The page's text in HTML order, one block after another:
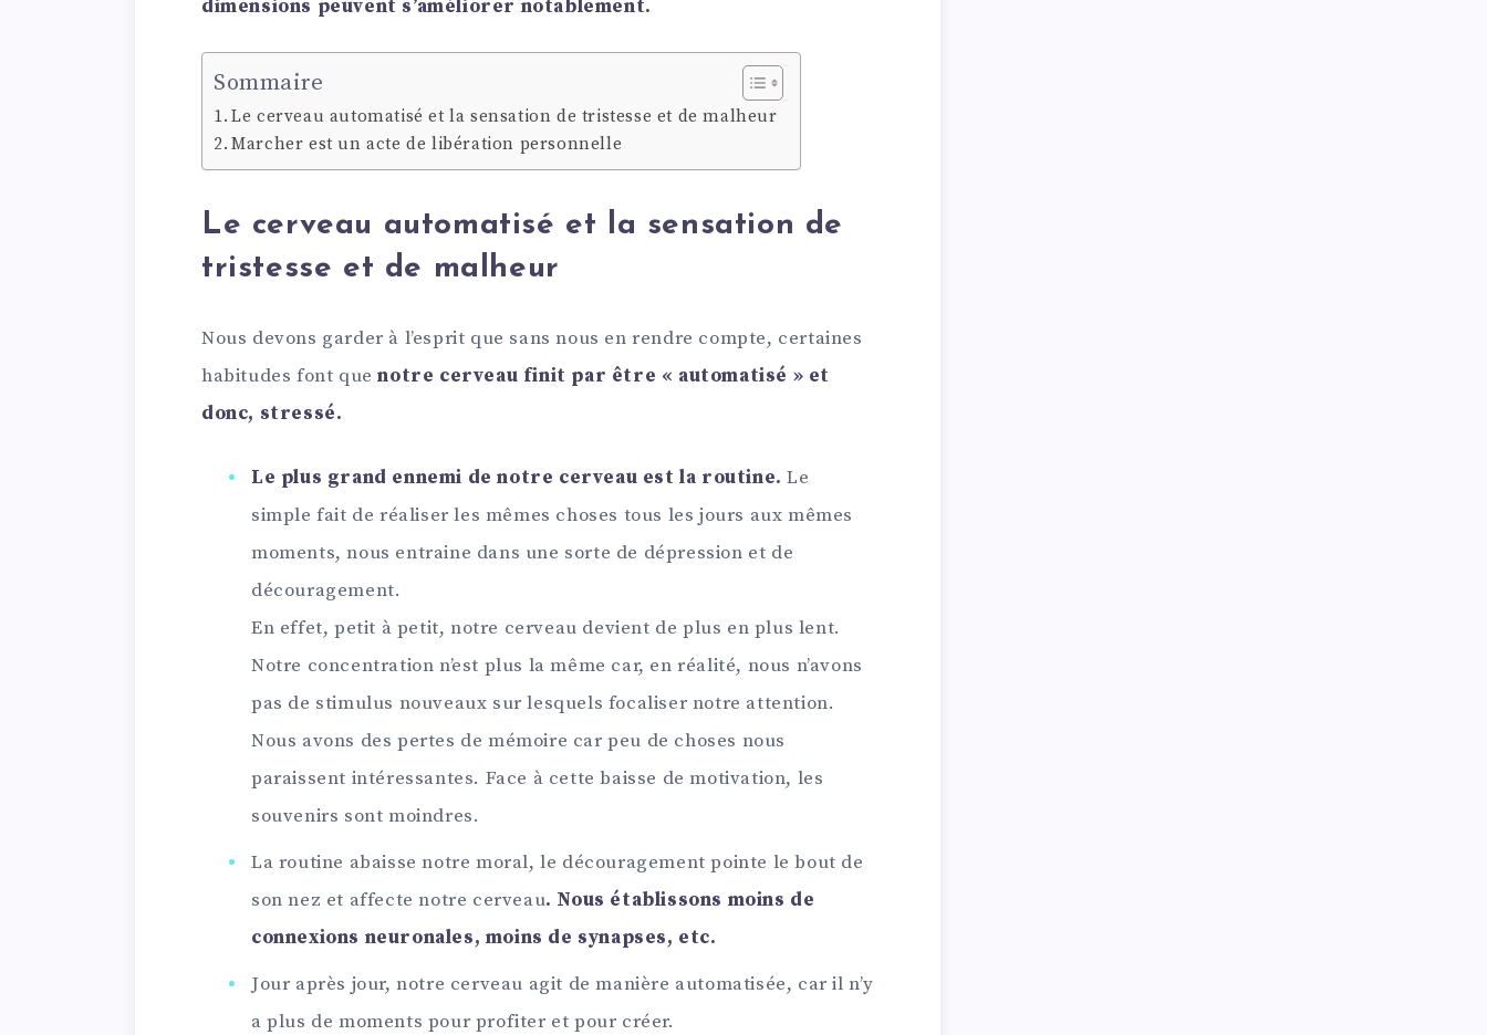
dimensions peuvent s’améliorer notablement.
Sommaire
Le cerveau automatisé et la sensation de tristesse et de malheur
Marcher est un acte de libération personnelle
Le cerveau automatisé et la sensation de
tristesse et de malheur
Nous devons garder à l’esprit que sans nous en rendre compte, certaines
habitudes font quenotre cerveau finit par être « automatisé » et
donc, stressé.
Le plus grand ennemi de notre cerveau est la routine.Le
simple fait de réaliser les mêmes choses tous les jours aux mêmes
moments, nous entraine dans une sorte de dépression et de
découragement.
En effet, petit à petit, notre cerveau devient de plus en plus lent.
Notre concentration n’est plus la même car, en réalité, nous n’avons
pas de stimulus nouveaux sur lesquels focaliser notre attention.
Nous avons des pertes de mémoire car peu de choses nous
paraissent intéressantes. Face à cette baisse de motivation, les
souvenirs sont moindres.
La routine abaisse notre moral, le découragement pointe le bout de
son nez et affecte notre cerveau. Nous établissons moins de
connexions neuronales, moins de synapses, etc.
Jour après jour, notre cerveau agit de manière automatisée, car il n’y
a plus de moments pour profiter et pour créer.